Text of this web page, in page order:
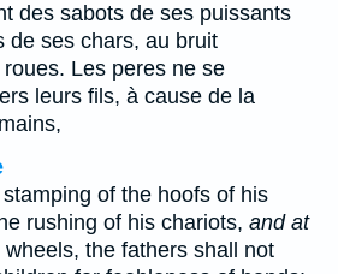
des sabots de ses puissants
de ses chars, au bruit
Les peres ne se
leurs fils, à cause de la
of the hoofs of his
rushing of his chariots, and at
the fathers shall not